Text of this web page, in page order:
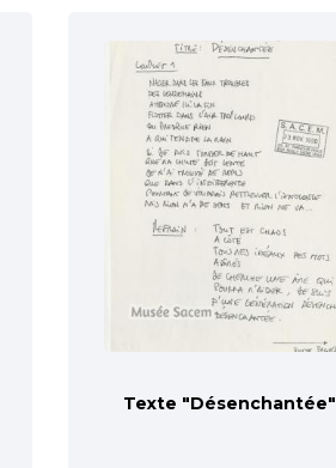
Texte "Désenchantée"